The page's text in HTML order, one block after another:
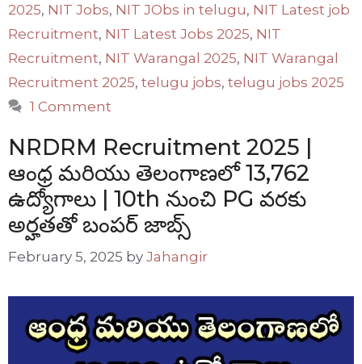
2025, NIT Jobs, NIT JObs in telugu, NIT Latest job
Recruitment, NIT Latest Jobs 2025, NIT
Recruitment, NIT Warangal 2025, NIT Warangal
Recruitment 2025, telugu jobs, telugu jobs 2025
1 Comment
NRDRM Recruitment 2025 |
ఆంధ్ర మరియు తెలంగాణలో 13,762
ఉద్యోగాలు | 10th నుంచి PG వరకు
అర్హతతో బంపర్ జాబ్స్
February 5, 2025 by Jahangir